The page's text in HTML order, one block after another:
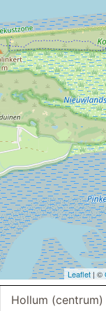
eettafel
douche
tuin/gazon
Leaflet| ©
Hollum (centrum)